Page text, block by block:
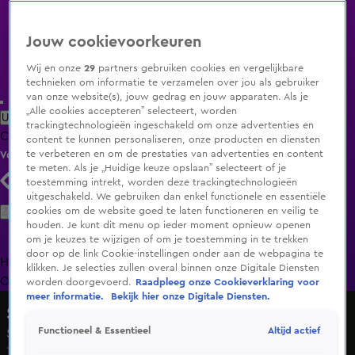
Uitzending Gemist Populaire programma's Zenders Genres
ClipsFilmsRadioSmart TV inlogShop
Volg KIJK
Zoeken
HomeUitzending Gemist Programma's De Bondgenoten
OranjezomerLivestreamsShop
Shownieuws
Snelle vraagt vriendin ten huwelijk
1 jan 2025, 10:46
Jouw cookievoorkeuren
Wij en onze29 partners gebruiken cookies en vergelijkbare
technieken om informatie te verzamelen over jou als gebruiker
van onze website(s), jouw gedrag en jouw apparaten. Als je
„Alle cookies accepteren” selecteert, worden
trackingtechnologieën ingeschakeld om onze advertenties en
content te kunnen personaliseren, onze producten en diensten
te verbeteren en om de prestaties van advertenties en content
te meten. Als je „Huidige keuze opslaan” selecteert of je
toestemming intrekt, worden deze trackingtechnologieën
uitgeschakeld. We gebruiken dan enkel functionele en essentiële
cookies om de website goed te laten functioneren en veilig te
houden. Je kunt dit menu op ieder moment opnieuw openen
om je keuzes te wijzigen of om je toestemming in te trekken
door op de link Cookie-instellingen onder aan de webpagina te
klikken. Je selecties zullen overal binnen onze Digitale Diensten
worden doorgevoerd.
Raadpleeg onze Cookieverklaring voor
meer informatie.
Bekijk hier onze Digitale Diensten.
Functioneel & Essentieel Altijd actief